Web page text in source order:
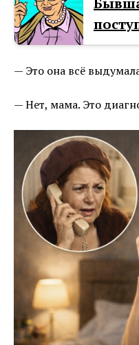
— Это она всё
— Нет, мама. Это